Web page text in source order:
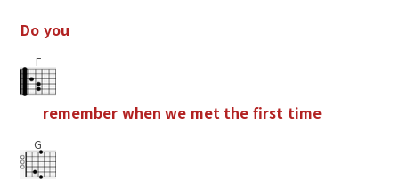
Do you
F
remember when we met the frst time
G